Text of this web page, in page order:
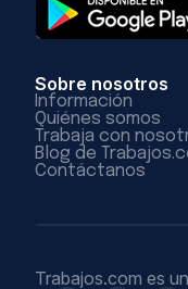
Sobre nosotros
Información
Quiénes somos
Trabaja con
Blog de
Contáctanos
Trabajos.com es